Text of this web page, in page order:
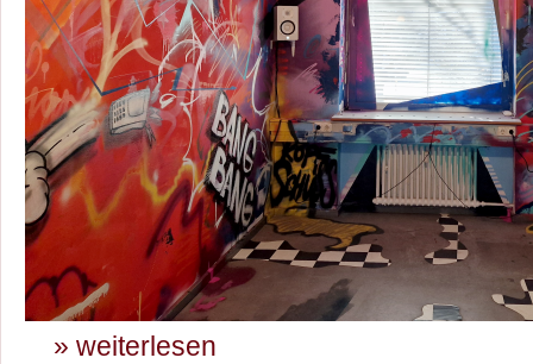
» weiterlesen